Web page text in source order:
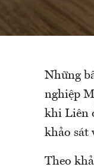
Những
nghiệp
khi Liên
khảo sát
Theo